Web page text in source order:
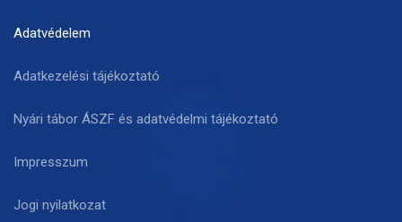
Adatvédelem
Adatkezelési tájékoztató
Nyári tábor ÁSZF és adatvédelmi tájékoztató
Impresszum
Jogi nyilatkozat